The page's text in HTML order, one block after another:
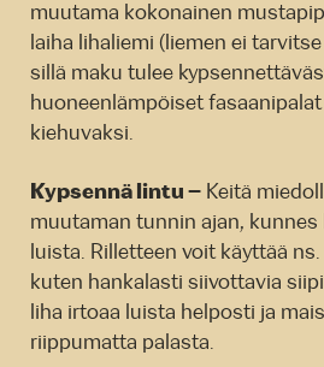
muutama kokonainen
laiha lihaliemi (liemen ei
sillä maku tulee
huoneenlämpöiset
kiehuvaksi.
Kypsennä lintu – Keitä
muutaman tunnin ajan,
luista. Rilletteen voit käyttää
kuten hankalasti siivottavia
liha irtoaa luista helposti ja
riippumatta palasta.